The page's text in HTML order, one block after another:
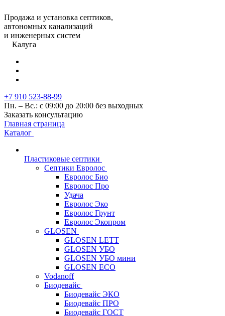
Продажа и установка септиков,
автономных канализаций
и инженерных систем
Калуга
+7 910 523-88-99
Пн. – Вс.: с 09:00 до 20:00 без выходных
Заказать консультацию
Главная страница
Каталог
Пластиковые септики
Септики Евролос
Евролос Био
Евролос Про
Удача
Евролос Эко
Евролос Грунт
Евролос Экопром
GLOSEN
GLOSEN LETT
GLOSEN УБО
GLOSEN УБО мини
GLOSEN ECO
Vodanoff
Биодевайс
Биодевайс ЭКО
Биодевайс ПРО
Биодевайс ГОСТ